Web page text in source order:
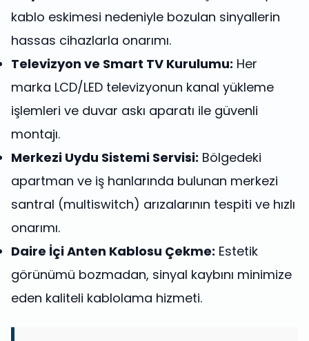
kablo eskimesi nedeniyle bozulan sinyallerin
hassas cihazlarla onarımı.
Televizyon ve Smart TV Kurulumu: Her
marka LCD/LED televizyonun kanal yükleme
işlemleri ve duvar askı aparatı ile güvenli
montajı.
Merkezi Uydu Sistemi Servisi: Bölgedeki
apartman ve iş hanlarında bulunan merkezi
santral (multiswitch) arızalarının tespiti ve hızlı
onarımı.
Daire İçi Anten Kablosu Çekme: Estetik
görünümü bozmadan, sinyal kaybını minimize
eden kaliteli kablolama hizmeti.